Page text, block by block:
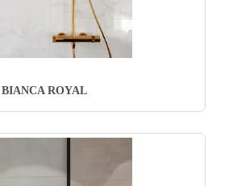
BIANCA ROYAL